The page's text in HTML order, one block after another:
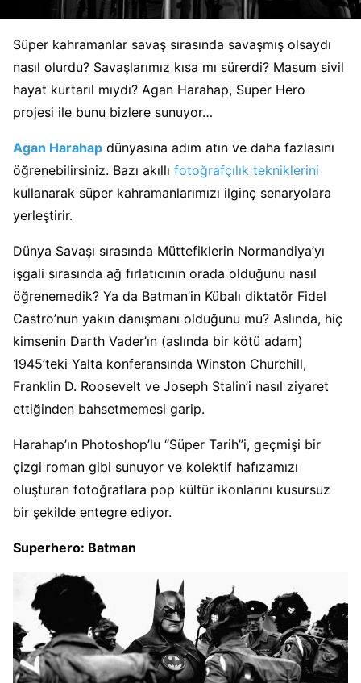
Süper kahramanlar savaş sırasında savaşmış olsaydı
nasıl olurdu? Savaşlarımız kısa mı sürerdi? Masum sivil
hayat kurtarıl mıydı? Agan Harahap, Super Hero
projesi ile bunu bizlere sunuyor…
Agan Harahap dünyasına adım atın ve daha fazlasını
öğrenebilirsiniz. Bazı akıllı fotoğrafçılık tekniklerini
kullanarak süper kahramanlarımızı ilginç senaryolara
yerleştirir.
Dünya Savaşı sırasında Müttefiklerin Normandiya’yı
işgali sırasında ağ fırlatıcının orada olduğunu nasıl
öğrenemedik? Ya da Batman’in Kübalı diktatör Fidel
Castro’nun yakın danışmanı olduğunu mu? Aslında, hiç
kimsenin Darth Vader’ın (aslında bir kötü adam)
1945’teki Yalta konferansında Winston Churchill,
Franklin D. Roosevelt ve Joseph Stalin’i nasıl ziyaret
ettiğinden bahsetmemesi garip.
Harahap’ın Photoshop’lu “Süper Tarih”i, geçmişi bir
çizgi roman gibi sunuyor ve kolektif hafızamızı
oluşturan fotoğraflara pop kültür ikonlarını kusursuz
bir şekilde entegre ediyor.
Superhero: Batman